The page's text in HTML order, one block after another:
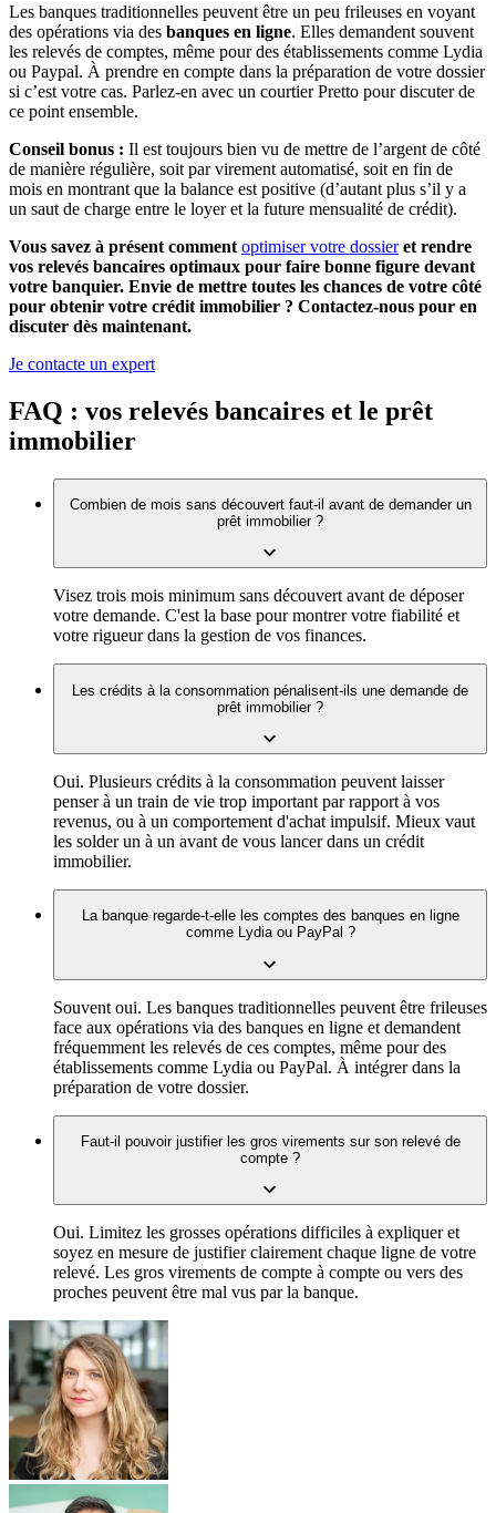
Les banques traditionnelles peuvent être un peu frileuses en voyant
des opérations via des banques en ligne. Elles demandent souvent
les relevés de comptes, même pour des établissements comme Lydia
ou Paypal. À prendre en compte dans la préparation de votre dossier
si c’est votre cas. Parlez-en avec un courtier Pretto pour discuter de
ce point ensemble.
Conseil bonus : Il est toujours bien vu de mettre de l’argent de côté
de manière régulière, soit par virement automatisé, soit en fin de
mois en montrant que la balance est positive (d’autant plus s’il y a
un saut de charge entre le loyer et la future mensualité de crédit).
Vous savez à présent comment optimiser votre dossieret rendre
vos relevés bancaires optimaux pour faire bonne figure devant
votre banquier. Envie de mettre toutes les chances de votre côté
pour obtenir votre crédit immobilier ? Contactez-nous pour en
discuter dès maintenant.
Je contacte un expert
FAQ : vos relevés bancaires et le prêt
immobilier
Combien de mois sans découvert faut-il avant de demander un
prêt immobilier ?
Visez trois mois minimum sans découvert avant de déposer
votre demande. C'est la base pour montrer votre fiabilité et
votre rigueur dans la gestion de vos finances.
Les crédits à la consommation pénalisent-ils une demande de
prêt immobilier ?
Oui. Plusieurs crédits à la consommation peuvent laisser
penser à un train de vie trop important par rapport à vos
revenus, ou à un comportement d'achat impulsif. Mieux vaut
les solder un à un avant de vous lancer dans un crédit
immobilier.
La banque regarde-t-elle les comptes des banques en ligne
comme Lydia ou PayPal ?
Souvent oui. Les banques traditionnelles peuvent être frileuses
face aux opérations via des banques en ligne et demandent
fréquemment les relevés de ces comptes, même pour des
établissements comme Lydia ou PayPal. À intégrer dans la
préparation de votre dossier.
Faut-il pouvoir justifier les gros virements sur son relevé de
compte ?
Oui. Limitez les grosses opérations difficiles à expliquer et
soyez en mesure de justifier clairement chaque ligne de votre
relevé. Les gros virements de compte à compte ou vers des
proches peuvent être mal vus par la banque.